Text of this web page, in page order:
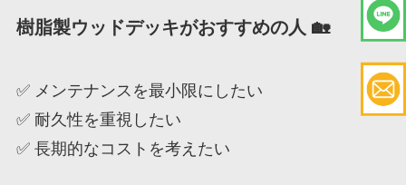
樹脂製ウッドデッキがおすすめの人 🏡
✅ メンテナンスを最小限にしたい
✅ 耐久性を重視したい
✅ 長期的なコストを考えたい